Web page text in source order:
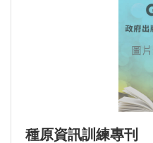
種原資訊訓練專刊